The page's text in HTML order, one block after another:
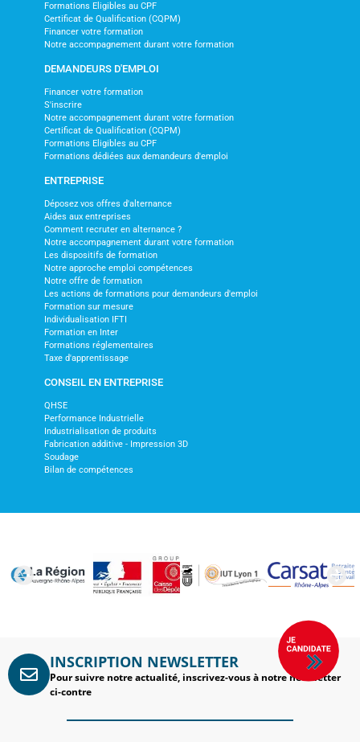
Formations Eligibles au CPF
Certificat de Qualification (CQPM)
Financer votre formation
Notre accompagnement durant votre formation
DEMANDEURS D'EMPLOI
Financer votre formation
S'inscrire
Notre accompagnement durant votre formation
Certificat de Qualification (CQPM)
Formations Eligibles au CPF
Formations dédiées aux demandeurs d'emploi
ENTREPRISE
Déposez vos offres d'alternance
Aides aux entreprises
Comment recruter en alternance ?
Notre accompagnement durant votre formation
Les dispositifs de formation
Notre approche emploi compétences
Notre offre de formation
Les actions de formations pour demandeurs d'emploi
Formation sur mesure
Individualisation IFTI
Formation en Inter
Formations réglementaires
Taxe d'apprentissage
CONSEIL EN ENTREPRISE
QHSE
Performance Industrielle
Industrialisation de produits
Fabrication additive - Impression 3D
Soudage
Bilan de compétences
INSCRIPTION NEWSLETTER
Pour suivre notre actualité, inscrivez-vous à notre newsletter
ci-contre